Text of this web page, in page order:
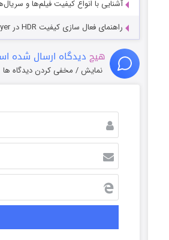
آشنایی با انواع کیفیت فیلم‌ها و
راهنمای فعال سازی کیفیت HDR در PotPlayer
هیچ دیدگاه ارسال شده
نمایش / مخفی کردن دیدگاه ها